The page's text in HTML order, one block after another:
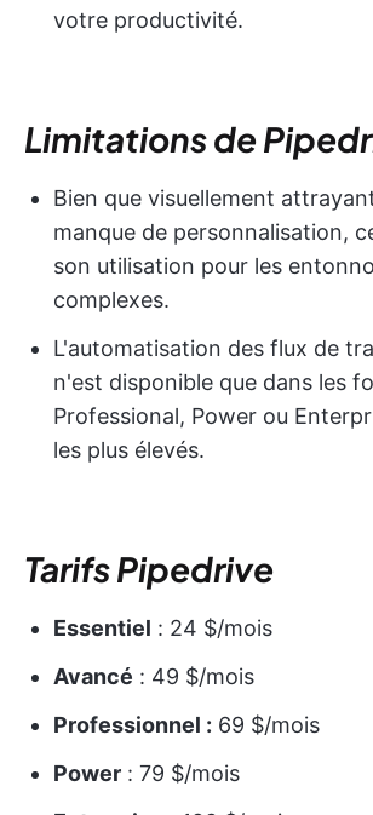
votre productivité.
Limitations de
Bien que visuellement
manque de personnalisation,
son utilisation pour les
complexes.
L'automatisation des flux de
n'est disponible que dans les
Professional, Power ou
les plus élevés.
Tarifs Pipedrive
Essentiel : 24 $/mois
Avancé : 49 $/mois
Professionnel : 69 $/mois
Power : 79 $/mois